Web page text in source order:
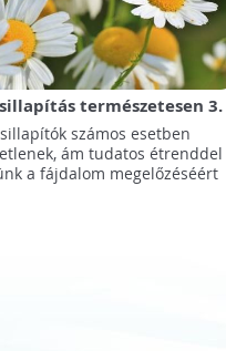
természetesen 3.
számos esetben
ám tudatos étrenddel
a fájdalom megelőzéséért